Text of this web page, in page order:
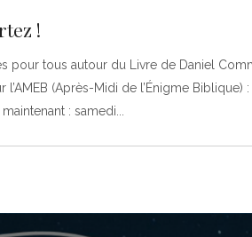
!
pour tous autour du Livre de Daniel
l’AMEB (Après-Midi de l’Énigme
: samedi